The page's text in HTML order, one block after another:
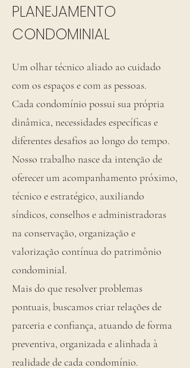
PLANEJAMENTO
CONDOMINIAL
Um olhar técnico aliado ao cuidado
com os espaços e com as pessoas.
Cada condomínio possui sua própria
dinâmica, necessidades específicas e
diferentes desafios ao longo do tempo.
Nosso trabalho nasce da intenção de
oferecer um acompanhamento próximo,
técnico e estratégico, auxiliando
síndicos, conselhos e administradoras
na conservação, organização e
valorização contínua do patrimônio
condominial.
Mais do que resolver problemas
pontuais, buscamos criar relações de
parceria e confiança, atuando de forma
preventiva, organizada e alinhada à
realidade de cada condomínio.